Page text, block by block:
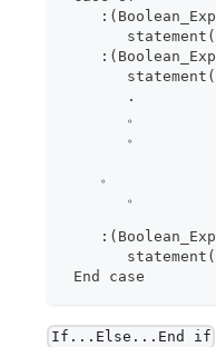
       .
       。
       。
    。
       。
End case
If...Else...End if